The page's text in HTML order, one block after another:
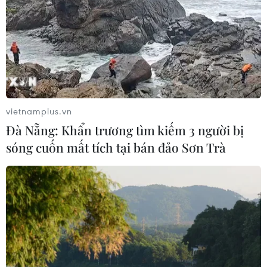
vietnamplus.vn
Đà Nẵng: Khẩn trương tìm kiếm 3 người bị
sóng cuốn mất tích tại bán đảo Sơn Trà